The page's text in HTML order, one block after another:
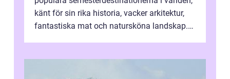
känt för sin rika historia, vacker arkitektur,
fantastiska mat och natursköna landskap.